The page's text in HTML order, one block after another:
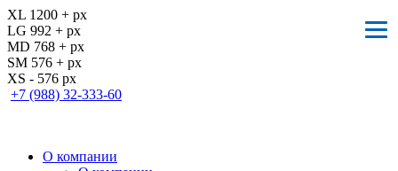
XL 1200 + px
LG 992 + px
MD 768 + px
SM 576 + px
XS - 576 px
+7 (988) 32-333-60
О компании